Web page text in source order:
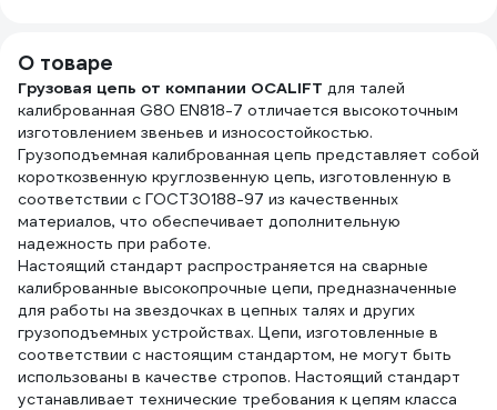
О товаре
Грузовая цепь от компании OCALIFT для талей
калиброванная G80 EN818-7 отличается высокоточным
изготовлением звеньев и износостойкостью.
Грузоподъемная калиброванная цепь представляет собой
короткозвенную круглозвенную цепь, изготовленную в
соответствии с ГОСТ30188-97 из качественных
материалов, что обеспечивает дополнительную
надежность при работе.
Настоящий стандарт распространяется на сварные
калиброванные высокопрочные цепи, предназначенные
для работы на звездочках в цепных талях и других
грузоподъемных устройствах. Цепи, изготовленные в
соответствии с настоящим стандартом, не могут быть
использованы в качестве стропов. Настоящий стандарт
устанавливает технические требования к цепям класса